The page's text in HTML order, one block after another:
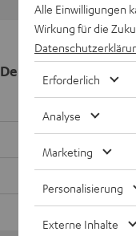
Deine Kaufberatung
Alle Einwilligungen
Wirkung für die
Erforderlich
Analyse
Marketing
Personalisierung
Externe Inhalte